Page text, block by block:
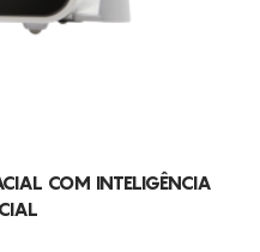
COM INTELIGÊNCIA